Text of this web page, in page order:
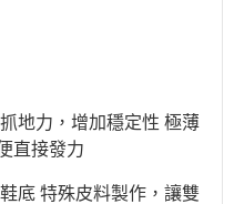
地力，增加穩定性 極薄
直接發力
底 特殊皮料製作，讓雙